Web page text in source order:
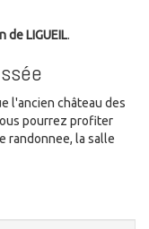
de LIGUEIL.
l'ancien château des
pourrez profiter
randonnee, la salle